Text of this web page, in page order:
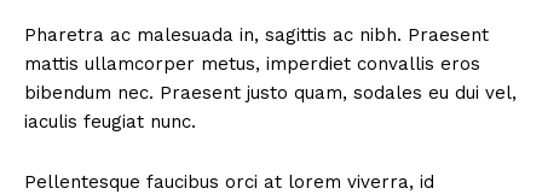
Pharetra ac malesuada in, sagittis ac nibh. Praesent
mattis ullamcorper metus, imperdiet convallis eros
bibendum nec. Praesent justo quam, sodales eu dui vel,
iaculis feugiat nunc.
Pellentesque faucibus orci at lorem viverra, id